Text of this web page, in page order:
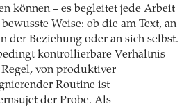
können – es begleitet jede Arbeit
Weise: ob die am Text, an
der Beziehung oder an sich selbst.
kontrollierbare Verhältnis
von produktiver
Routine ist
der Probe. Als